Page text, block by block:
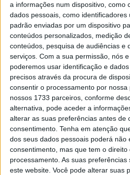
a informações num dispositivo, como
dados pessoais, como identificadores
padrão enviadas por um dispositivo
conteúdos personalizados, medição
conteúdos, pesquisa de audiências e
serviços. Com a sua permissão, nós
poderemos usar identificação e
precisos através da procura de
consentir o processamento por
nossos 1733 parceiros, conforme
alternativa, pode aceder a
alterar as suas preferências antes de
consentimento. Tenha em atenção
dos seus dados pessoais poderá não
consentimento, mas que tem o
processamento. As suas
este website. Você pode alterar suas
A Indian celebra
com uma edição
9 AGOSTO, 2026
Bultaco Rally GT
8 AGOSTO, 2026
Neste segmento de mercado a
maioritariamente para modelos
a rondar os 300 cc, scooters que